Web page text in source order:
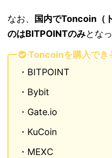
なお、
国内でToncoin（
のはBITPOINTのみとな
Toncoinを購入でき
・BITPOINT
・Bybit
・Gate.io
・KuCoin
・MEXC